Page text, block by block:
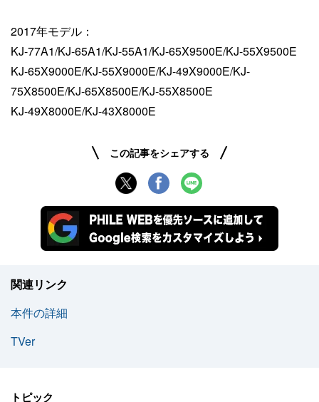
2017年モデル：
KJ-77A1/KJ-65A1/KJ-55A1/KJ-65X9500E/KJ-55X9500E
KJ-65X9000E/KJ-55X9000E/KJ-49X9000E/KJ-
75X8500E/KJ-65X8500E/KJ-55X8500E
KJ-49X8000E/KJ-43X8000E
この記事をシェアする
関連リンク
本件の詳細
TVer
トピック